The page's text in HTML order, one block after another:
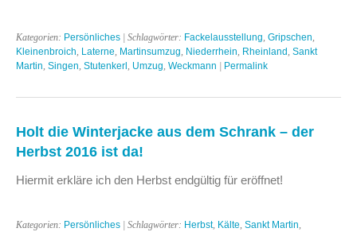
Kategorien: Persönliches | Schlagwörter: Fackelausstellung Gripschen
Kleinenbroich Laterne Martinsumzug Niederrhein Rheinland Sankt
Martin Singen Stutenkerl Umzug Weckmann | Permalink
Holt die Winterjacke aus dem Schrank – der
Herbst 2016 ist da!
Hiermit erkläre ich den Herbst endgültig für eröffnet!
Kategorien: Persönliches | Schlagwörter: Herbst, Kälte Sankt Martin